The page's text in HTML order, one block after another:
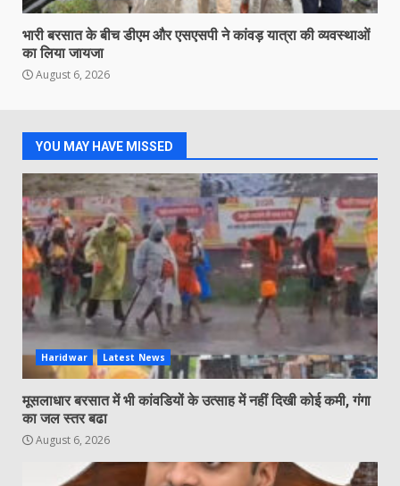
भारी बरसात के बीच डीएम और एसएसपी ने कांवड़ यात्रा की व्यवस्थाओं
का लिया जायजा
August 6, 2026
YOU MAY HAVE MISSED
Haridwar Latest News
मूसलाधार बरसात में भी कांवडियों के उत्साह में नहीं दिखी कोई कमी, गंगा
का जल स्तर बढा
August 6, 2026